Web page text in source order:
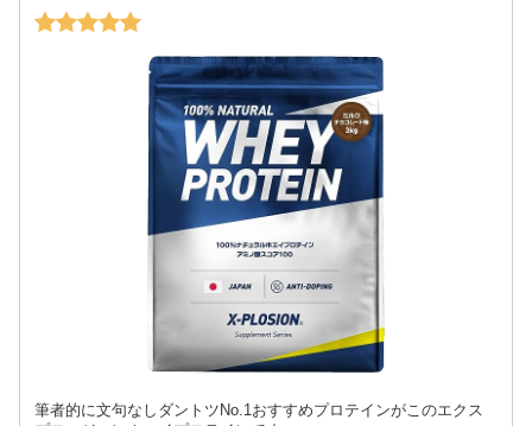
筆者的に文句なしダントツNo.1おすすめプロテインがこのエクス